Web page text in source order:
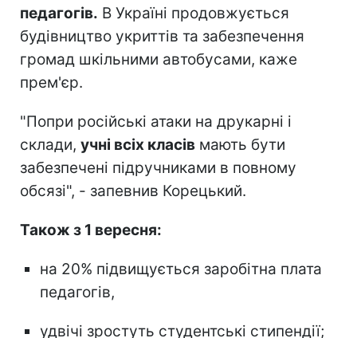
педагогів. В Україні продовжується
будівництво укриттів та забезпечення
громад шкільними автобусами, каже
прем'єр.
"Попри російські атаки на друкарні і
склади, учні всіх класів мають бути
забезпечені підручниками в повному
обсязі", - запевнив Корецький.
Також з 1 вересня:
на 20% підвищується заробітна плата
педагогів,
удвічі зростуть студентські стипендії;